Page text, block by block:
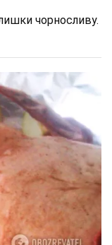
чорносливу.